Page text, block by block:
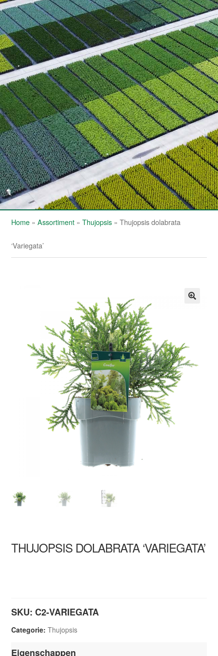
Home» Assortiment» Thujopsis» Thujopsis dolabrata
‘Variegata’
THUJOPSIS DOLABRATA ‘VARIEGATA’
SKU: C2-VARIEGATA
Categorie: Thujopsis
Eigenschappen